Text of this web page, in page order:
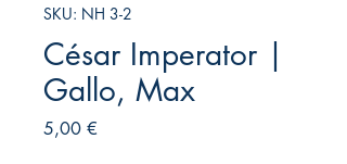
SKU: NH 3-2
César Imperator |
Gallo, Max
5,00 €